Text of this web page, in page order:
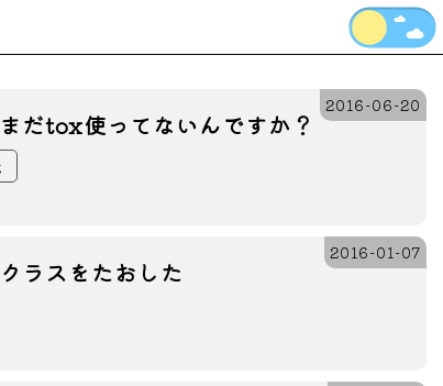
だtox使ってないんですか？
2016-06-20
ラスをたおした
2016-01-07